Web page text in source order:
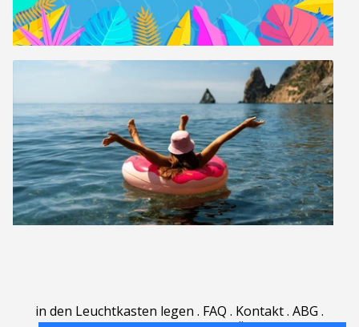
in den Leuchtkasten legen . FAQ . Kontakt. ABG .